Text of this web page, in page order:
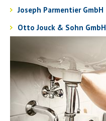
Joseph Parmentier GmbH
Otto Jouck & Sohn GmbH